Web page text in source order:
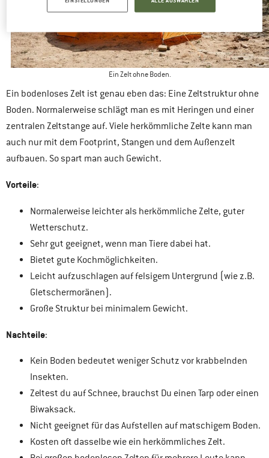
Ein Zelt ohne Boden.
Ein bodenloses Zelt ist genau eben das: Eine Zeltstruktur ohne
Boden. Normalerweise schlägt man es mit Heringen und einer
zentralen Zeltstange auf. Viele herkömmliche Zelte kann man
auch nur mit dem Footprint, Stangen und dem Außenzelt
aufbauen. So spart man auch Gewicht.
Vorteile:
Normalerweise leichter als herkömmliche Zelte, guter
Wetterschutz.
Sehr gut geeignet, wenn man Tiere dabei hat.
Bietet gute Kochmöglichkeiten.
Leicht aufzuschlagen auf felsigem Untergrund (wie z.B.
Gletschermoränen).
Große Struktur bei minimalem Gewicht.
Nachteile:
Kein Boden bedeutet weniger Schutz vor krabbelnden
Insekten.
Zeltest du auf Schnee, brauchst Du einen Tarp oder einen
Biwaksack.
Nicht geeignet für das Aufstellen auf matschigem Boden.
Kosten oft dasselbe wie ein herkömmliches Zelt.